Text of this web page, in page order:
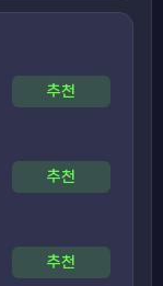
추천
추천
추천